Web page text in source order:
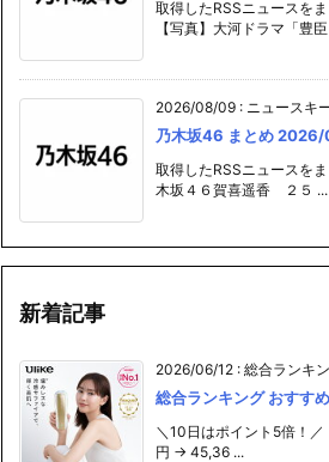
取得したRSSニュースを
【写真】大河ドラマ「豊臣
2026/08/09 : ニュースキ
乃木坂46 まとめ
取得したRSSニュースを
木坂４６賀喜遥香 ２５ ...
新着記事
2026/06/12 : 総合ランキ
総合ランキング おすす
＼10日はポイント5倍！
円 → 45,36 ...